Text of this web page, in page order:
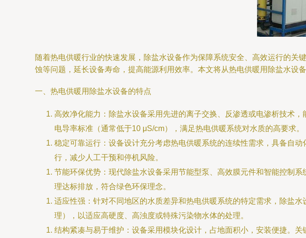
随着热电供暖行业的快速发展，除盐水设备作为保障系统安全、高效运行的
蚀等问题，延长设备寿命，提高能源利用效率。本文将从热电供暖用除盐水设
一、热电供暖用除盐水设备的特点
高效净化能力：除盐水设备采用先进的离子交换、反渗透或电渗析技术
电导率标准（通常低于10 μS/cm），满足热电供暖系统对水质的高要求。
稳定可靠运行：设备设计充分考虑热电供暖系统的连续性需求，具备自
行，减少人工干预和停机风险。
节能环保优势：现代除盐水设备采用节能型泵、高效膜元件和智能控制
理达标排放，符合绿色环保理念。
适应性强：针对不同地区的水质差异和热电供暖系统的特定需求，除盐
理），以适应高硬度、高浊度或特殊污染物水体的处理。
结构紧凑与易于维护：设备采用模块化设计，占地面积小，安装便捷。